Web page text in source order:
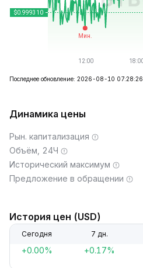
Последнее обновление: 2026-08-10 07:28:26
Динамика цены
Рын. капитализация
Объём, 24Ч
Исторический максимум
Предложение в обращении
История цен (USD)
Сегодня 7 дн.
+0.00% +0.17%